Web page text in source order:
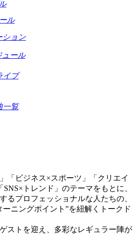
ル
ション
ュール
イブ
一覧
「ビジネス×スポーツ」「クリエイ
トレンド」のテーマをもとに、
るプロフェッショナルな人たちの、
ニングポイント”を紐解くトークド
ストを迎え、多彩なレギュラー陣が